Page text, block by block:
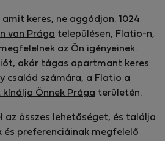
amit keres, ne aggódjon. 1024
van Prága településen, Flatio-n,
az Ön igényeinek.
akár tágas apartmant keres
család számára, a Flatio a
Önnek Prága területén.
az összes lehetőséget, és találja
és preferenciáinak megfelelő